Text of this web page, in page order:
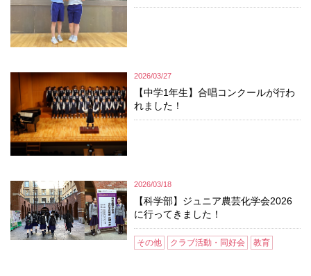
2026/03/27
【中学1年生】合唱コンクールが行わ
れました！
2026/03/18
【科学部】ジュニア農芸化学会2026
に行ってきました！
その他 クラブ活動・同好会 教育